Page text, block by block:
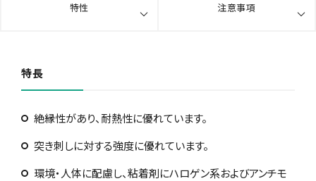
特性 注意事項
特長
絶縁性があり、耐熱性に優れています。
突き刺しに対する強度に優れています。
環境・人体に配慮し、粘着剤にハロゲン系およびアンチモ